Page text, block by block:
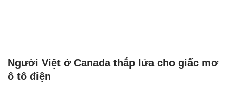
Người Việt ở Canada thắp lửa cho giấc mơ
ô tô điện